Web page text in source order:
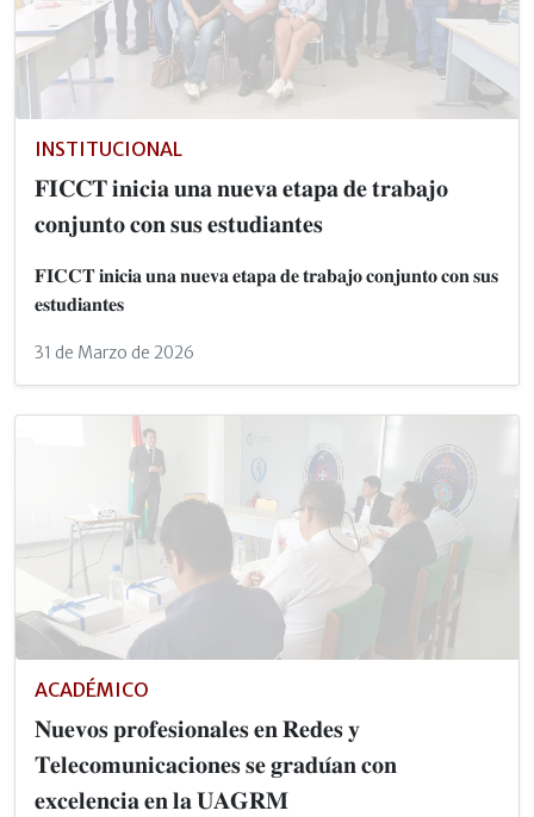
INSTITUCIONAL
𝐅𝐈𝐂𝐂𝐓 𝐢𝐧𝐢𝐜𝐢𝐚 𝐮𝐧𝐚 𝐧𝐮𝐞𝐯𝐚 𝐞𝐭𝐚𝐩𝐚 𝐝𝐞 𝐭𝐫𝐚𝐛𝐚𝐣𝐨
𝐜𝐨𝐧𝐣𝐮𝐧𝐭𝐨 𝐜𝐨𝐧 𝐬𝐮𝐬 𝐞𝐬𝐭𝐮𝐝𝐢𝐚𝐧𝐭𝐞𝐬
𝐅𝐈𝐂𝐂𝐓 𝐢𝐧𝐢𝐜𝐢𝐚 𝐮𝐧𝐚 𝐧𝐮𝐞𝐯𝐚 𝐞𝐭𝐚𝐩𝐚 𝐝𝐞 𝐭𝐫𝐚𝐛𝐚𝐣𝐨 𝐜𝐨𝐧𝐣𝐮𝐧𝐭𝐨 𝐜𝐨𝐧 𝐬𝐮𝐬
𝐞𝐬𝐭𝐮𝐝𝐢𝐚𝐧𝐭𝐞𝐬
31 de Marzo de 2026
ACADÉMICO
𝐍𝐮𝐞𝐯𝐨𝐬 𝐩𝐫𝐨𝐟𝐞𝐬𝐢𝐨𝐧𝐚𝐥𝐞𝐬 𝐞𝐧 𝐑𝐞𝐝𝐞𝐬 𝐲
𝐓𝐞𝐥𝐞𝐜𝐨𝐦𝐮𝐧𝐢𝐜𝐚𝐜𝐢𝐨𝐧𝐞𝐬 𝐬𝐞 𝐠𝐫𝐚𝐝𝐮́𝐚𝐧 𝐜𝐨𝐧
𝐞𝐱𝐜𝐞𝐥𝐞𝐧𝐜𝐢𝐚 𝐞𝐧 𝐥𝐚 𝐔𝐀𝐆𝐑𝐌